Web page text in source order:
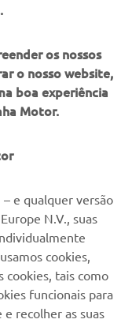
Motor Co., Ltd.
ou não
por escrito da
Motor Co.,
toda a
os nossos
o nosso website,
boa experiência
Motor.
e qualquer versão
N.V., suas
cookies,
cookies, tais como
funcionais para
recolher as suas